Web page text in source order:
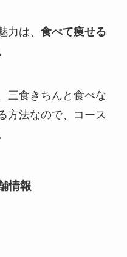
力は、 食べて痩せる
三食きちんと食べな
方法なので、コース
情報